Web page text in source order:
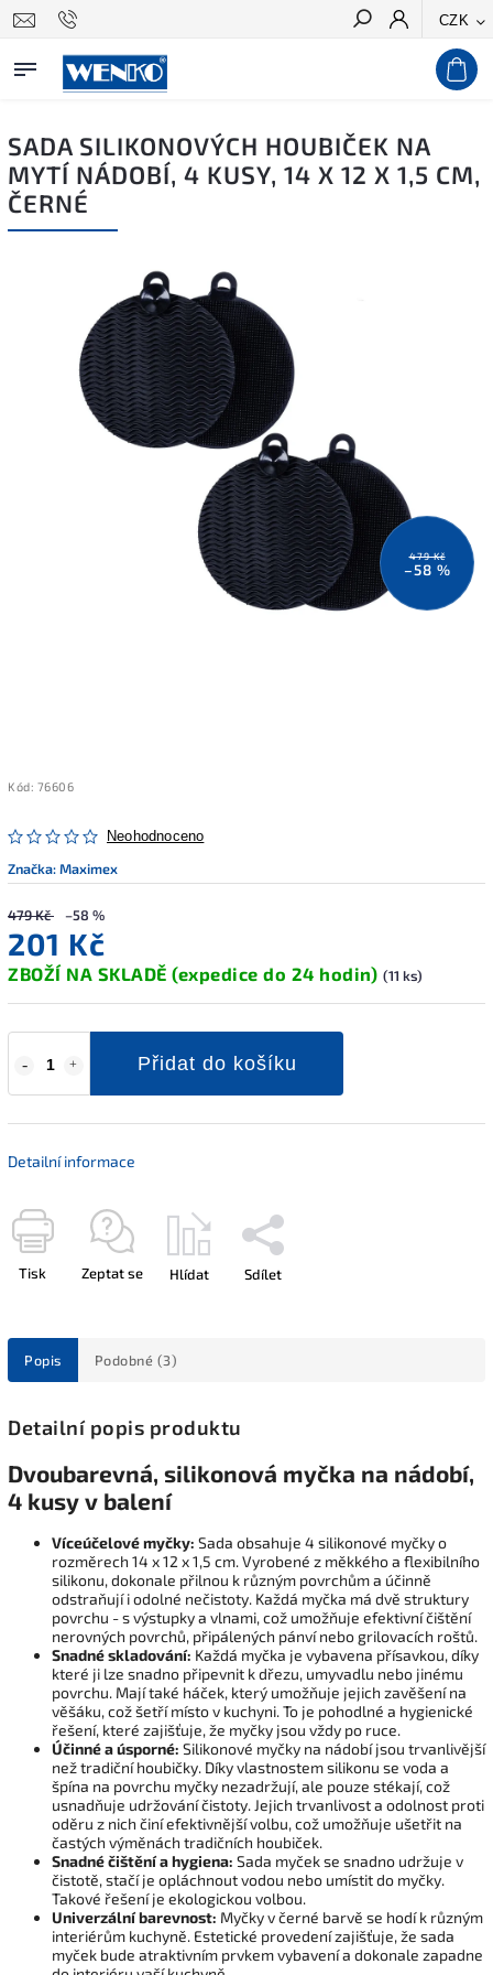
CZK
Hledat
SADA SILIKONOVÝCH HOUBIČEK NA
MYTÍ NÁDOBÍ, 4 KUSY, 14 X 12 X 1,5 CM,
ČERNÉ
479 Kč
–58 %
Kód: 76606
Neohodnoceno
Značka:Maximex
479 Kč –58 %
201 Kč
ZBOŽÍ NA SKLADĚ (expedice do 24 hodin) (11 ks)
Přidat do košíku
Detailní informace
Tisk Zeptat se Hlídat Sdílet
Popis Podobné (3)
Detailní popis produktu
Dvoubarevná, silikonová myčka na nádobí,
4 kusy v balení
Víceúčelové myčky: Sada obsahuje 4 silikonové myčky o
rozměrech 14 x 12 x 1,5 cm. Vyrobené z měkkého a flexibilního
silikonu, dokonale přilnou k různým povrchům a účinně
odstraňují i odolné nečistoty. Každá myčka má dvě struktury
povrchu - s výstupky a vlnami, což umožňuje efektivní čištění
nerovných povrchů, připálených pánví nebo grilovacích roštů.
Snadné skladování: Každá myčka je vybavena přísavkou, díky
které ji lze snadno připevnit k dřezu, umyvadlu nebo jinému
povrchu. Mají také háček, který umožňuje jejich zavěšení na
věšáku, což šetří místo v kuchyni. To je pohodlné a hygienické
řešení, které zajišťuje, že myčky jsou vždy po ruce.
Účinné a úsporné: Silikonové myčky na nádobí jsou trvanlivější
než tradiční houbičky. Díky vlastnostem silikonu se voda a
špína na povrchu myčky nezadržují, ale pouze stékají, což
usnadňuje udržování čistoty. Jejich trvanlivost a odolnost proti
oděru z nich činí efektivnější volbu, což umožňuje ušetřit na
častých výměnách tradičních houbiček.
Snadné čištění a hygiena: Sada myček se snadno udržuje v
čistotě, stačí je opláchnout vodou nebo umístit do myčky.
Takové řešení je ekologickou volbou.
Univerzální barevnost: Myčky v černé barvě se hodí k různým
interiérům kuchyně. Estetické provedení zajišťuje, že sada
myček bude atraktivním prvkem vybavení a dokonale zapadne